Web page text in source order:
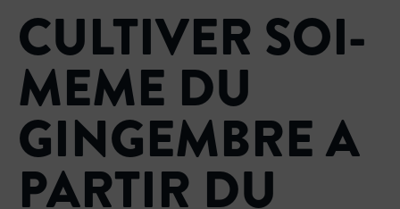
CULTIVER SOI-
MEME DU
GINGEMBRE A
PARTIR DU